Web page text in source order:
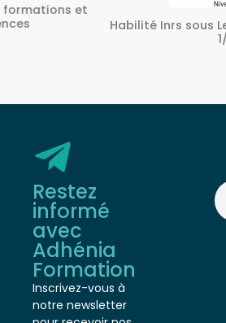
et
Habilité Inrs sous Le N°
Restez
informé
avec
Adhénia
Formation
Inscrivez-vous à
notre newsletter